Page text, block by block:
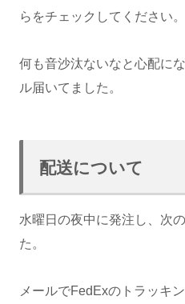
らをチェックしてください。
何も音沙汰ないなと心配に
ル届いてました。
配送について
水曜日の夜中に発注し、次
た。
メールでFedExのトラッキ